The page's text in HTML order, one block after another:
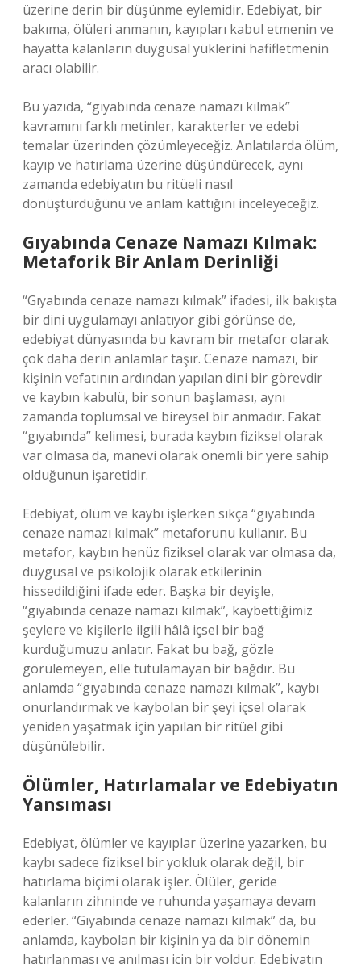
üzerine derin bir düşünme eylemidir. Edebiyat, bir
bakıma, ölüleri anmanın, kayıpları kabul etmenin ve
hayatta kalanların duygusal yüklerini hafifletmenin
aracı olabilir.
Bu yazıda, “gıyabında cenaze namazı kılmak”
kavramını farklı metinler, karakterler ve edebi
temalar üzerinden çözümleyeceğiz. Anlatılarda ölüm,
kayıp ve hatırlama üzerine düşündürecek, aynı
zamanda edebiyatın bu ritüeli nasıl
dönüştürdüğünü ve anlam kattığını inceleyeceğiz.
Gıyabında Cenaze Namazı Kılmak:
Metaforik Bir Anlam Derinliği
“Gıyabında cenaze namazı kılmak” ifadesi, ilk bakışta
bir dini uygulamayı anlatıyor gibi görünse de,
edebiyat dünyasında bu kavram bir metafor olarak
çok daha derin anlamlar taşır. Cenaze namazı, bir
kişinin vefatının ardından yapılan dini bir görevdir
ve kaybın kabulü, bir sonun başlaması, aynı
zamanda toplumsal ve bireysel bir anmadır. Fakat
“gıyabında” kelimesi, burada kaybın fiziksel olarak
var olmasa da, manevi olarak önemli bir yere sahip
olduğunun işaretidir.
Edebiyat, ölüm ve kaybı işlerken sıkça “gıyabında
cenaze namazı kılmak” metaforunu kullanır. Bu
metafor, kaybın henüz fiziksel olarak var olmasa da,
duygusal ve psikolojik olarak etkilerinin
hissedildiğini ifade eder. Başka bir deyişle,
“gıyabında cenaze namazı kılmak”, kaybettiğimiz
şeylere ve kişilerle ilgili hâlâ içsel bir bağ
kurduğumuzu anlatır. Fakat bu bağ, gözle
görülemeyen, elle tutulamayan bir bağdır. Bu
anlamda “gıyabında cenaze namazı kılmak”, kaybı
onurlandırmak ve kaybolan bir şeyi içsel olarak
yeniden yaşatmak için yapılan bir ritüel gibi
düşünülebilir.
Ölümler, Hatırlamalar ve Edebiyatın
Yansıması
Edebiyat, ölümler ve kayıplar üzerine yazarken, bu
kaybı sadece fiziksel bir yokluk olarak değil, bir
hatırlama biçimi olarak işler. Ölüler, geride
kalanların zihninde ve ruhunda yaşamaya devam
ederler. “Gıyabında cenaze namazı kılmak” da, bu
anlamda, kaybolan bir kişinin ya da bir dönemin
hatırlanması ve anılması için bir yoldur. Edebiyatın